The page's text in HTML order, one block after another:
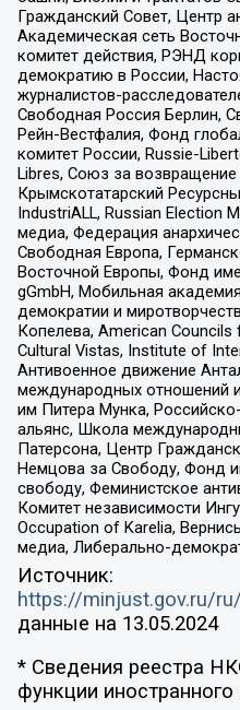
Гражданский Совет, Центр
Академическая сеть
комитет действия, РЭНД
демократию в России,
журналистов-
Свободная Россия Берлин,
Рейн-Вестфалия, Фонд
комитет России, Russie-
Libres, Союз за возвращение
Крымскотатарский
IndustriALL, Russian Election
медиа, Федерация
Свободная Европа,
Восточной Европы, Фонд
gGmbH, Мобильная
демократии и
Копелева, American
Cultural Vistas, Institute of
Антивоенное движение
международных отношений
им Питера Мунка,
альянс, Школа
Патерсона, Центр
Немцова за Свободу, Фонд
свободу, Феминистское
Комитет независимости
Occupation of Karelia,
медиа, Либерально-
Источник:
https://minjust.gov.ru/
данные на 13.05.2024
* Сведения реестра
функции иностранного